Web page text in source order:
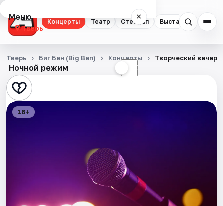
Концерты Театр Стендап Выставки
Меню ×
Тверь
Концерты
Театр
Стендап
Ночной режим ☾
Тверь Биг Бен (Big Ben) Концерты Творческий вечер
16+